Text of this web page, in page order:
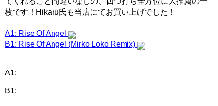
枚です！Hikaru氏も当店にてお買い上げでした！
A1: Rise Of Angel
B1: Rise Of Angel (Mirko Loko Remix)
A1:
B1: